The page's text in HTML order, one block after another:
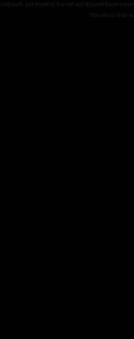
and World of Warcraft and Blizzard
This site is in no